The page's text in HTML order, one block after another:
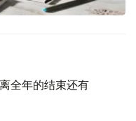
全年的结束还有